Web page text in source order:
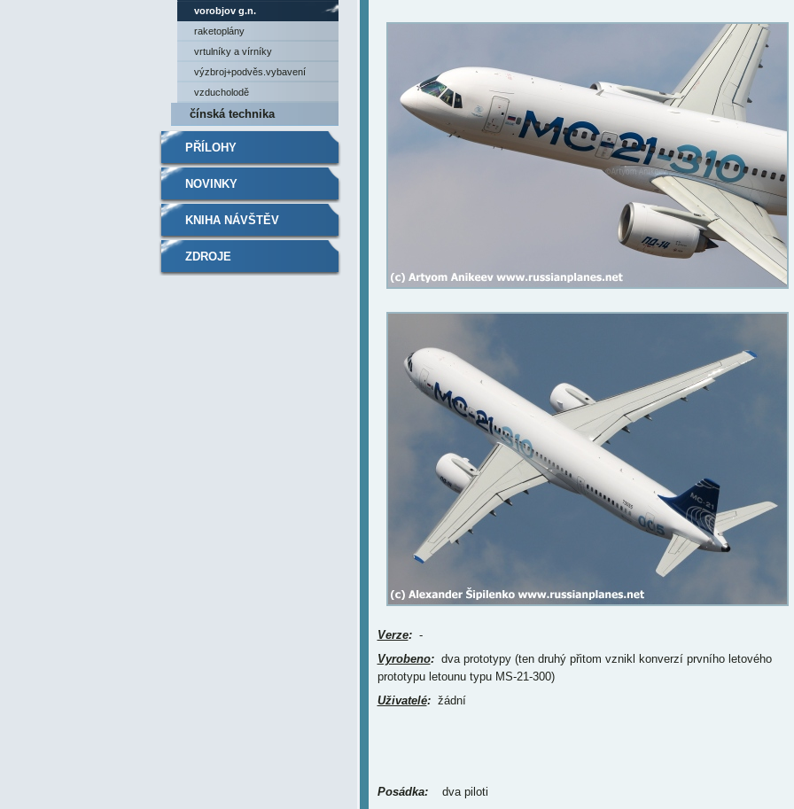
Verze:-
Vyrobeno:dva prototypy (ten druhý přitom vznikl konverzí prvního letového
prototypu letounu typu MS-21-300)
Uživatelé:žádní
Posádka:dva piloti
vorobjov g.n.
raketoplány
vrtulníky a vírníky
výzbroj+podvěs.vybavení
vzducholodě
čínská technika
PŘÍLOHY
NOVINKY
KNIHA NÁVŠTĚV
ZDROJE